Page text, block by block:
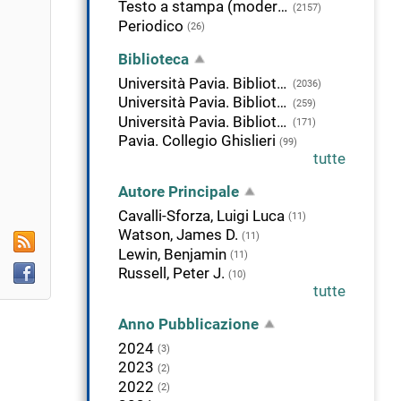
RSS
Facebook
Testo a stampa (moderno) (2157)
Periodico (26)
Biblioteca
Università Pavia. Biblioteca della Scienza e della Tecnica
(2036)
Università Pavia. Biblioteca di Area Medica "Adolfo Ferrata" (259)
Università Pavia. Biblioteca delle Scienze (171)
Pavia. Collegio Ghislieri (99)
tutte
Autore Principale
Cavalli-Sforza, Luigi Luca (11)
Watson, James D. (11)
Lewin, Benjamin (11)
Russell, Peter J. (10)
tutte
Anno Pubblicazione
2024 (3)
2023 (2)
2022 (2)